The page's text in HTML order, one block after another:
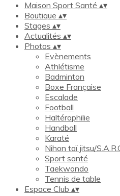
Maison Sport Santé ▴▾
Boutique ▴▾
Stages ▴▾
Actualités ▴▾
Photos ▴▾
Evènements
Athlétisme
Badminton
Boxe Française
Escalade
Football
Haltérophilie
Handball
Karaté
Nihon taï jitsu/
Sport santé
Taekwondo
Tennis de table
Espace Club ▴▾